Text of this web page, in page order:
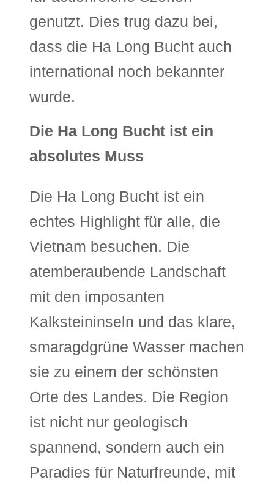
genutzt. Dies trug dazu bei,
dass die Ha Long Bucht auch
international noch bekannter
wurde.
Die Ha Long Bucht ist ein
absolutes Muss
Die Ha Long Bucht ist ein
echtes Highlight für alle, die
Vietnam besuchen. Die
atemberaubende Landschaft
mit den imposanten
Kalksteininseln und das klare,
smaragdgrüne Wasser machen
sie zu einem der schönsten
Orte des Landes. Die Region
ist nicht nur geologisch
spannend, sondern auch ein
Paradies für Naturfreunde, mit